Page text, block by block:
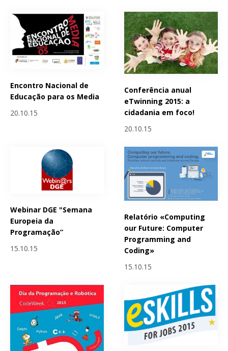
Encontro Nacional de
Educação para os Media
20.10.15
Conferência anual
eTwinning 2015: a
cidadania em foco!
20.10.15
Webinar DGE "Semana
Europeia da
Programação”
15.10.15
Relatório «Computing
our Future: Computer
Programming and
Coding»
15.10.15